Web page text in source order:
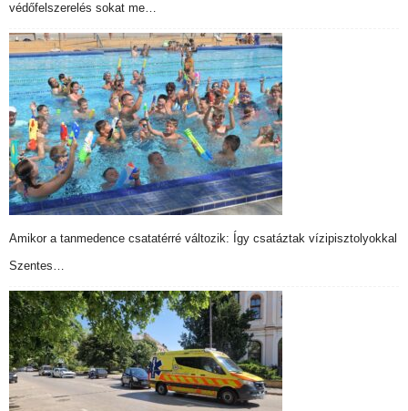
védőfelszerelés sokat me…
Amikor a tanmedence csatatérré változik: Így csatáztak vízipisztolyokkal
Szentes…